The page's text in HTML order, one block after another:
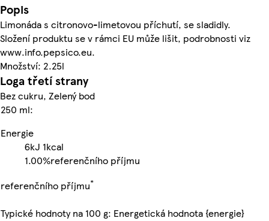
Popis
Limonáda s citronovo-limetovou příchutí, se sladidly.
Složení produktu se v rámci EU může lišit, podrobnosti viz
www.info.pepsico.eu.
Množství: 2.25l
Loga třetí strany
Bez cukru, Zelený bod
250 ml:
Energie
6kJ 1kcal
1.00%referenčního příjmu
referenčního příjmu*
Typické hodnoty na 100 g: Energetická hodnota {energie}